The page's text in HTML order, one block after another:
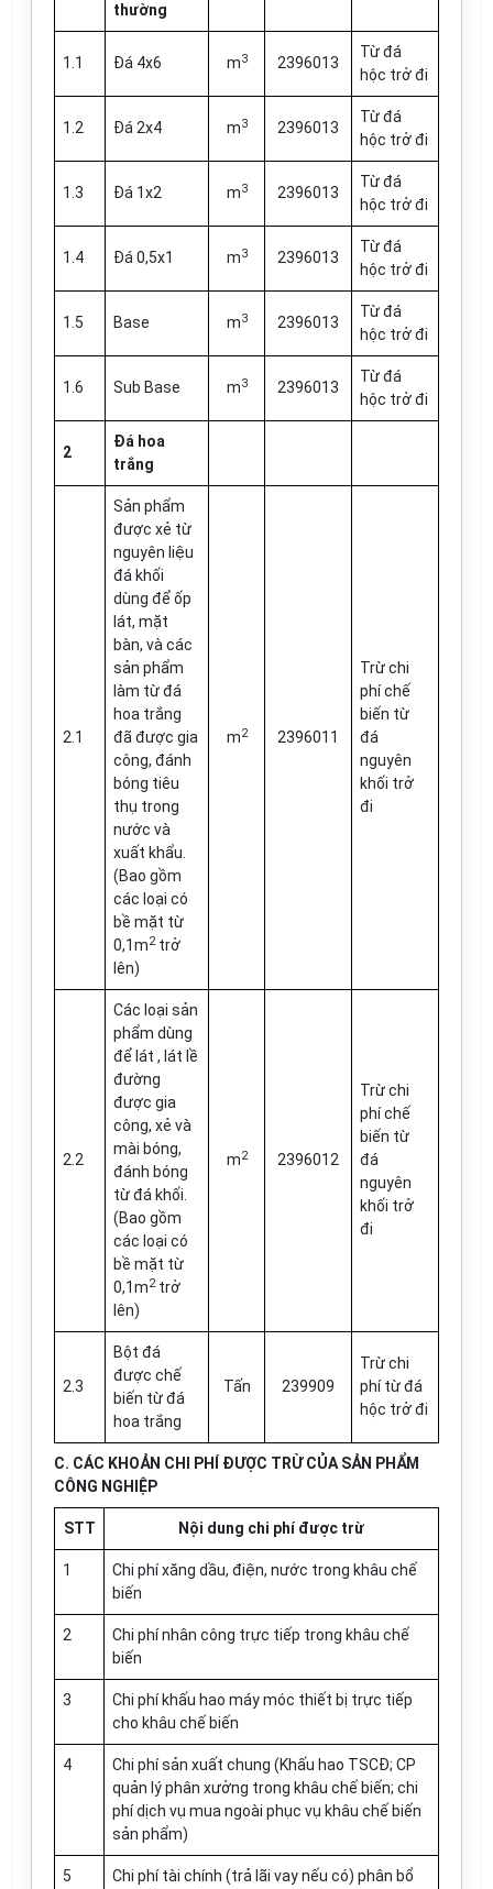
thường
1.1 Đá 4x6 m3 2396013
Từ đá
hộc trở đi
1.2 Đá 2x4 m3 2396013
Từ đá
hộc trở đi
1.3 Đá 1x2 m3 2396013
Từ đá
hộc trở đi
1.4 Đá 0,5x1 m3 2396013
Từ đá
hộc trở đi
1.5 Base m3 2396013
Từ đá
hộc trở đi
1.6 Sub Base m3 2396013
Từ đá
hộc trở đi
2
Đá hoa
trắng
2.1
Sản phẩm
được xẻ từ
nguyên liệu
đá khối
dùng để ốp
lát, mặt
bàn, và các
sản phẩm
làm từ đá
hoa trắng
đã được gia
công, đánh
bóng tiêu
thụ trong
nước và
xuất khẩu.
(Bao gồm
các loại có
bề mặt từ
0,1m2trở
lên)
m2 2396011
Trừ chi
phí chế
biến từ
đá
nguyên
khối trở
đi
2.2
Các loại sản
phẩm dùng
để lát , lát lề
đường
được gia
công, xẻ và
mài bóng,
đánh bóng
từ đá khối.
(Bao gồm
các loại có
bề mặt từ
0,1m2trở
lên)
m2 2396012
Trừ chi
phí chế
biến từ
đá
nguyên
khối trở
đi
2.3
Bột đá
được chế
biến từ đá
hoa trắng
Tấn 239909
Trừ chi
phí từ đá
hộc trở đi
C. CÁC KHOẢN CHI PHÍ ĐƯỢC TRỪ CỦA SẢN PHẨM
CÔNG NGHIỆP
STT Nội dung chi phí được trừ
1
Chi phí xăng dầu, điện, nước trong khâu chế
biến
2
Chi phí nhân công trực tiếp trong khâu chế
biến
3
Chi phí khấu hao máy móc thiết bị trực tiếp
cho khâu chế biến
4
Chi phí sản xuất chung (Khấu hao TSCĐ; CP
quản lý phân xưởng trong khâu chế biến; chi
phí dịch vụ mua ngoài phục vụ khâu chế biến
sản phẩm)
5
Chi phí tài chính (trả lãi vay nếu có) phân bổ